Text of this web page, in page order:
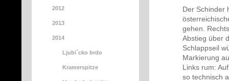
2012
2013
2014
Ljubi´cko brdo
Kramerspitze
Der Schinder
gehen.
Abstieg über
Schlappseil
Markierung
Links rum:
so technisch